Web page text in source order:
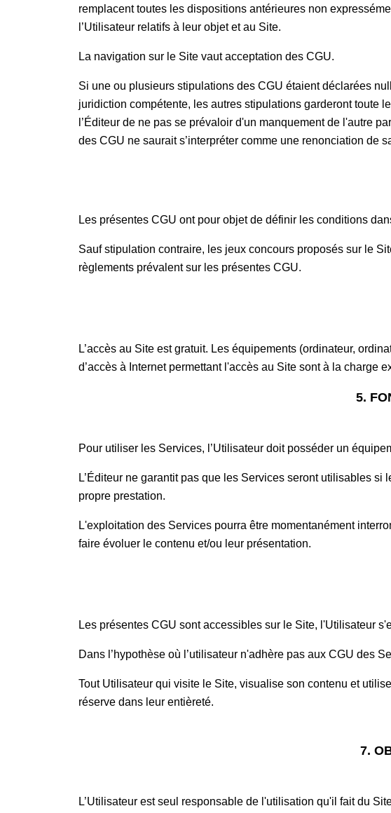
remplacent toutes les dispositions antérieures non
l’Utilisateur relatifs à leur objet et au Site.
La navigation sur le Site vaut acceptation des CGU.
Si une ou plusieurs stipulations des CGU étaient déclarées
juridiction compétente, les autres stipulations garderont toute
l’Éditeur de ne pas se prévaloir d'un manquement de l'autre
des CGU ne saurait s’interpréter comme une renonciation de
Les présentes CGU ont pour objet de définir les conditions
Sauf stipulation contraire, les jeux concours proposés sur le
règlements prévalent sur les présentes CGU.
L’accès au Site est gratuit. Les équipements (ordinateur,
d’accès à Internet permettant l'accès au Site sont à la charge
5.
Pour utiliser les Services, l’Utilisateur doit posséder un
L’Éditeur ne garantit pas que les Services seront utilisables
propre prestation.
L'exploitation des Services pourra être momentanément
faire évoluer le contenu et/ou leur présentation.
Les présentes CGU sont accessibles sur le Site, l'Utilisateur
Dans l’hypothèse où l’utilisateur n'adhère pas aux CGU des
Tout Utilisateur qui visite le Site, visualise son contenu et
réserve dans leur entièreté.
7.
L’Utilisateur est seul responsable de l'utilisation qu'il fait du